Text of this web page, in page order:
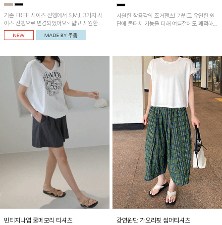
기존 FREE 사이즈 진행에서 S,M,L 3가지 사
이즈 진행으로 변경되었어요~ 얇고 시원한 원
단으로 제작된 와이드팬츠! 베이직한 디자인으
로 코디 활용도가 높은 아이템이에요~
시원한 착용감의 조거팬츠! 가볍고 유연한 원
단에 쿨터치 기능을 더해 여름철에도 쾌적하게
빈티지나염 쿨메모리 티셔츠
강연원단 가오리핏 썸머티셔츠